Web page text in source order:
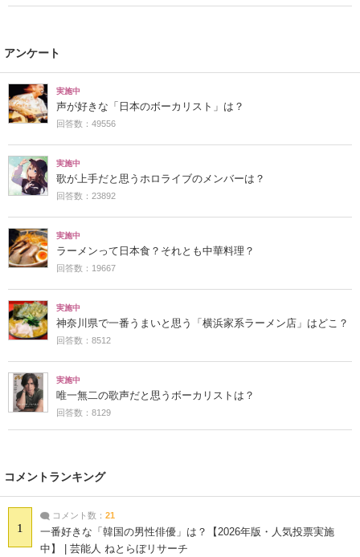
アンケート
実施中
声が好きな「日本のボーカリスト」は？
回答数：49556
実施中
歌が上手だと思うホロライブのメンバーは？
回答数：23892
実施中
ラーメンって日本食？それとも中華料理？
回答数：19667
実施中
神奈川県で一番うまいと思う「横浜家系ラーメン店」はどこ？
回答数：8512
実施中
唯一無二の歌声だと思うボーカリストは？
回答数：8129
コメントランキング
1
コメント数： 21
一番好きな「韓国の男性俳優」は？【2026年版・人気投票実施
中】 | 芸能人 ねとらぼリサーチ